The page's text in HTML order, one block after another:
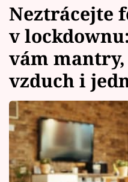
Témata
Celebrity
Vztahy
Seriály
Horoskopy
Neztrácejte
v
vám
vzduch i